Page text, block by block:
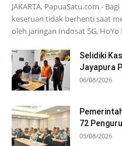
JAKARTA, PapuaSatu.com -
keseruan tidak berhenti saat
oleh jaringan Indosat 5G, HoYo
Selidiki
Jayapura
06/08/2026
72
05/08/2026